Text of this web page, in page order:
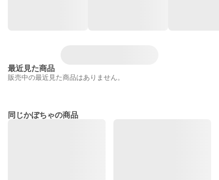
最近見た商品
販売中の最近見た商品はありません。
同じかぼちゃの商品